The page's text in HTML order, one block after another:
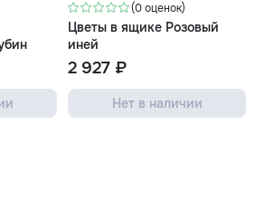
(0 оценок)
Цветы в ящике Розовый
иней
2 927 ₽
Нет в наличии